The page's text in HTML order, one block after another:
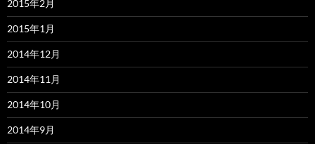
2015年2月
2015年1月
2014年12月
2014年11月
2014年10月
2014年9月